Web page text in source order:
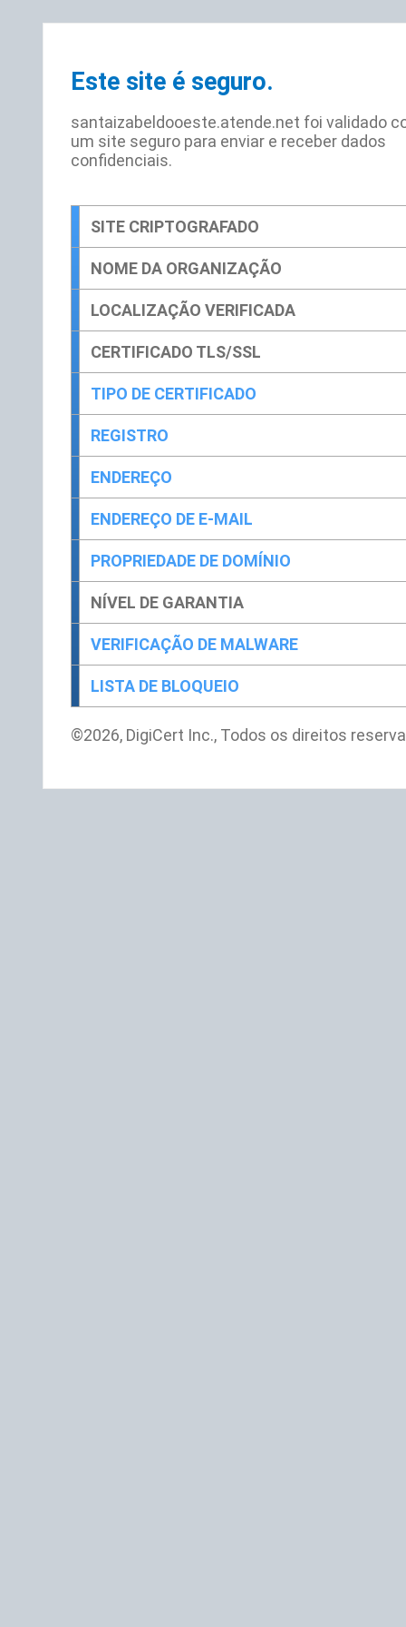
Este site é seguro.
santaizabeldooeste.atende.net foi validado
um site seguro para enviar e receber dados
confidenciais.
SITE CRIPTOGRAFADO
NOME DA ORGANIZAÇÃO
LOCALIZAÇÃO VERIFICADA
CERTIFICADO TLS/SSL
TIPO DE CERTIFICADO
REGISTRO
ENDEREÇO
ENDEREÇO DE E-MAIL
PROPRIEDADE DE DOMÍNIO
NÍVEL DE GARANTIA
VERIFICAÇÃO DE MALWARE
LISTA DE BLOQUEIO
©2026, DigiCert Inc., Todos os direitos